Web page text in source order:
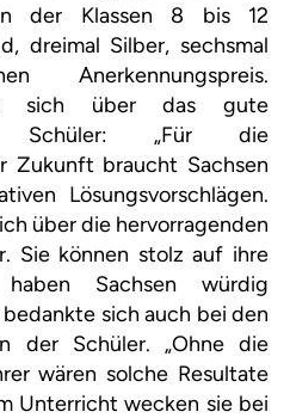
der Klassen 8 bis 12
dreimal Silber, sechsmal
Anerkennungspreis.
sich über das gute
Schüler: „Für die
Zukunft braucht Sachsen
Lösungsvorschlägen.
über die hervorragenden
Sie können stolz auf ihre
Sachsen würdig
sich auch bei den
der Schüler. „Ohne die
wären solche Resultate
Unterricht wecken sie bei